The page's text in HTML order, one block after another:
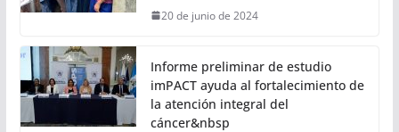
20 de junio de 2024
Informe preliminar de estudio
imPACT ayuda al fortalecimiento de
la atención integral del
cáncer&nbsp